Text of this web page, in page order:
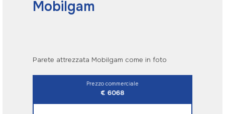
Mobilgam
Parete attrezzata Mobilgam come in foto
Prezzo commerciale
€ 6068